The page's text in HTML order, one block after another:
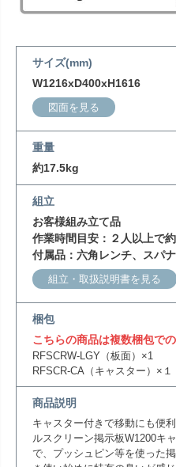
サイズ(mm)
W1216xD400xH1616
図面を見る
重量
約17.5kg
組立
お客様組み立て品
作業時間目安：２人以上で
付属品：六角レンチ、スパナ
組立・取扱説明書を見る
梱包
こちらの商品は複数梱包で
RFSCRW-LGY（板面）×1
RFSCR-CA（キャスター）×１
商品説明
キャスター付きで移動にも便
ルスクリーン掲示板W1200キ
で、プッシュピン等を使った掲